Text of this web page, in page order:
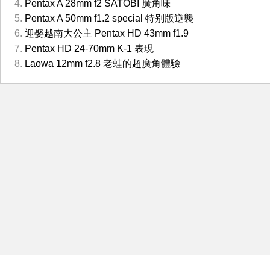
Pentax A 28mm f2 SATOBI 廣角味
Pentax A 50mm f1.2 special 特别版逆襲
迎娶越南大公主 Pentax HD 43mm f1.9
Pentax HD 24-70mm K-1 表現
Laowa 12mm f2.8 老蛙的超廣角體驗